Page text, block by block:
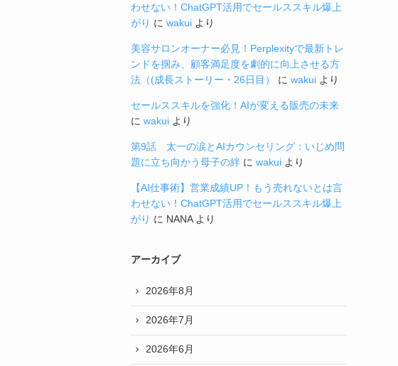
わせない！ChatGPT活用でセールススキル爆上
がり に wakui より
美容サロンオーナー必見！Perplexityで最新トレ
ンドを掴み、顧客満足度を劇的に向上させる方
法（(成長ストーリー・26日目）
に wakui より
セールススキルを強化！AIが変える販売の未来
に wakui より
第9話 太一の涙とAIカウンセリング：いじめ問
題に立ち向かう母子の絆 に wakui より
【AI仕事術】営業成績UP！もう売れないとは言
わせない！ChatGPT活用でセールススキル爆上
がり に NANAより
アーカイブ
2026年8月
2026年7月
2026年6月